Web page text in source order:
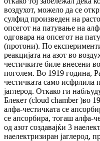
воздухот, можело да се
сулфид произведен на
опсегот на патување на
одговара на опсегот на
(протони). По
реакцијата на азот во
честичките биле внесени
поголем. Во 1919 година,
честичката само исфрлила
јаглерод. Откако ги
Блекет (cloud chamber )во
алфа-честичката се
се апсорбира, тогаш алфа-
од азот создавајќи 3
наелектризиран јаглерод,